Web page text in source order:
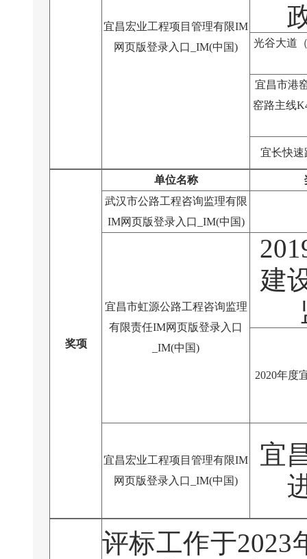
宜昌宏业工程项目管理有限IM
网页版登录入口_IM(中国)
光谷大道
宜昌市港
窑路主线
宜长快速
奖项
单位名称
武汉市公路工程咨询监理有限
IM网页版登录入口_IM(中国)
宜昌市虹源公路工程咨询监理
有限责任IM网页版登录入口
_IM(中国)
建
2020年度
宜昌宏业工程项目管理有限IM
网页版登录入口_IM(中国)
宜
评标工作于2023